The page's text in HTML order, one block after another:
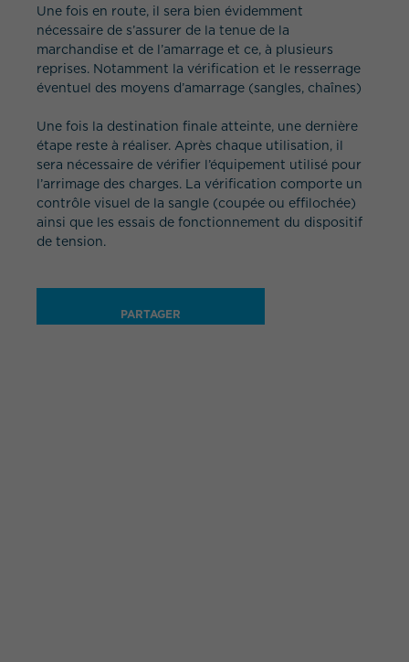
Une fois en route, il sera bien évidemment
nécessaire de s’assurer de la tenue de la
marchandise et de l’amarrage et ce, à plusieurs
reprises. Notamment la vérification et le resserrage
éventuel des moyens d’amarrage (sangles, chaînes)
Une fois la destination finale atteinte, une dernière
étape reste à réaliser. Après chaque utilisation, il
sera nécessaire de vérifier l’équipement utilisé pour
l’arrimage des charges. La vérification comporte un
contrôle visuel de la sangle (coupée ou effilochée)
ainsi que les essais de fonctionnement du dispositif
de tension.
PARTAGER